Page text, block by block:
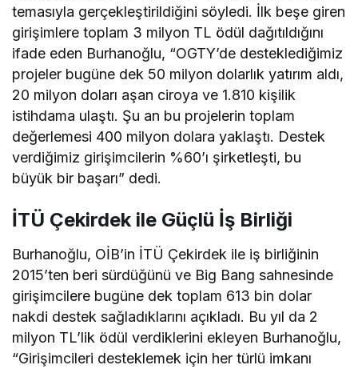
temasıyla gerçekleştirildiğini söyledi. İlk beşe giren
girişimlere toplam 3 milyon TL ödül dağıtıldığını
ifade eden Burhanoğlu, “OGTY’de desteklediğimiz
projeler bugüne dek 50 milyon dolarlık yatırım aldı,
20 milyon doları aşan ciroya ve 1.810 kişilik
istihdama ulaştı. Şu an bu projelerin toplam
değerlemesi 400 milyon dolara yaklaştı. Destek
verdiğimiz girişimcilerin %60’ı şirketleşti, bu
büyük bir başarı” dedi.
İTÜ Çekirdek ile Güçlü İş Birliği
Burhanoğlu, OİB’in İTÜ Çekirdek ile iş birliğinin
2015’ten beri sürdüğünü ve Big Bang sahnesinde
girişimcilere bugüne dek toplam 613 bin dolar
nakdi destek sağladıklarını açıkladı. Bu yıl da 2
milyon TL’lik ödül verdiklerini ekleyen Burhanoğlu,
“Girişimcileri desteklemek için her türlü imkanı